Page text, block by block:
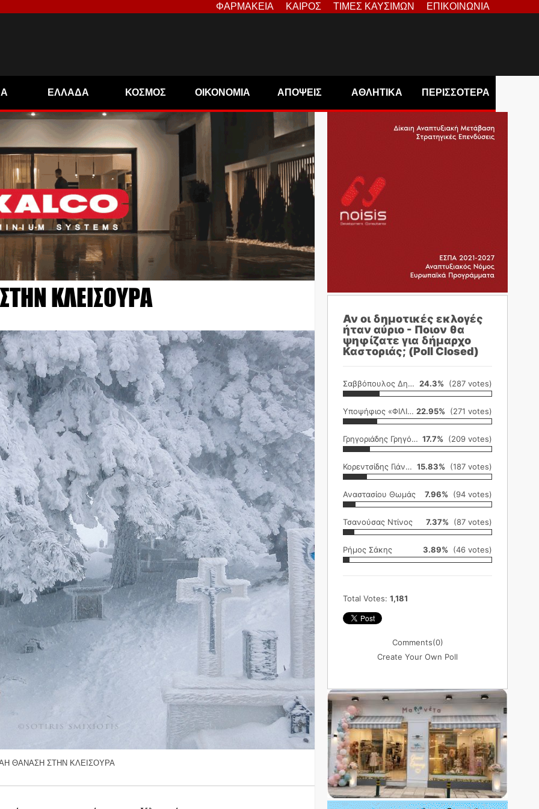
ΦΑΡΜΑΚΕΙΑ ΚΑΙΡΟΣ ΤΙΜΕΣ ΚΑΥΣΙΜΩΝ ΕΠΙΚΟΙΝΩΝΙΑ
ΕΛΛΑΔΑ ΚΟΣΜΟΣ ΟΙΚΟΝΟΜΙΑ ΑΠΟΨΕΙΣ ΑΘΛΗΤΙΚΑ ΠΕΡΙΣΣΟΤΕΡΑ
ΚΛΕΙΣΟΥΡΑ
ΘΑΝΑΣΗ ΣΤΗΝ ΚΛΕΙΣΟΥΡΑ
Αν οι δημοτικές εκλογές
ήταν αύριο - Ποιον θα
ψηφίζατε για δήμαρχο
Καστοριάς; (Poll Closed)
Σαββόπουλος Δημήτρης 24.3% (287 votes)
Υποψήφιος «ΦΙΛΙΚΗ ΕΤΑΙΡΕΙΑ» 22.95% (271 votes)
Γρηγοριάδης Γρηγόρης 17.7% (209 votes)
Κορεντσίδης Γιάννης 15.83% (187 votes)
Αναστασίου Θωμάς 7.96% (94 votes)
Τσανούσας Ντίνος 7.37% (87 votes)
Ρήμος Σάκης 3.89% (46 votes)
Total Votes: 1,181
Comments(0)
Create Your Own Poll